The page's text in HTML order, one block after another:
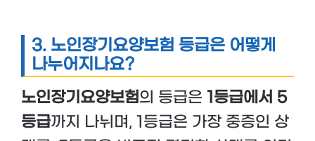
3. 노인장기요양보험 등급은 어떻게
나누어지나요?
노인장기요양보험의 등급은 1등급에서 5
등급까지 나뉘며, 1등급은 가장 중증인 상